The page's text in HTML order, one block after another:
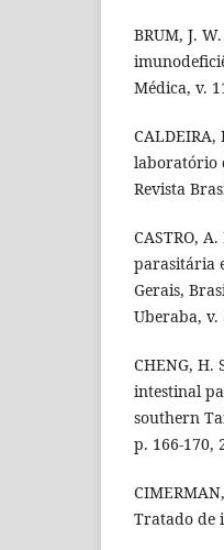
BRUM, J.
Médica, v.
CALDEIRA,
laboratório
Revista
CASTRO,
parasitária
Gerais,
Uberaba, v.
CHENG, H.
intestinal
southern
p. 166-170,
Tratado de